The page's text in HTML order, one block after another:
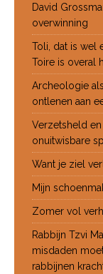
David
overwinning
Toli, dat is wel
Toire is overal
Archeologie
ontlenen aan
Verzetsheld
onuitwisbare
Want je ziel
Mijn
Zomer vol
Rabbijn Tzvi
misdaden
rabbijnen